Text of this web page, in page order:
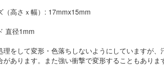
（高さｘ幅）: 17mmx15mm
直径1mm
理をして変形・色落ちしないようにしていますが、
があります。また強い衝撃で変形することもありま